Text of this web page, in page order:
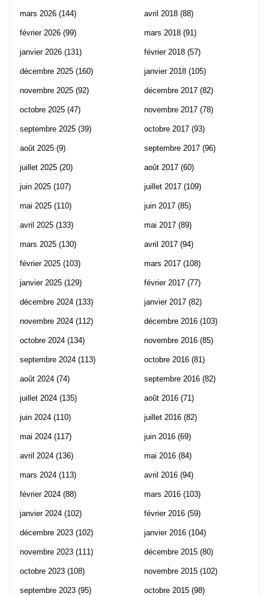
mars 2026 (144)
février 2026 (99)
janvier 2026 (131)
décembre 2025 (160)
novembre 2025 (92)
octobre 2025 (47)
septembre 2025 (39)
août 2025 (9)
juillet 2025 (20)
juin 2025 (107)
mai 2025 (110)
avril 2025 (133)
mars 2025 (130)
février 2025 (103)
janvier 2025 (129)
décembre 2024 (133)
novembre 2024 (112)
octobre 2024 (134)
septembre 2024 (113)
août 2024 (74)
juillet 2024 (135)
juin 2024 (110)
mai 2024 (117)
avril 2024 (136)
mars 2024 (113)
février 2024 (88)
janvier 2024 (102)
décembre 2023 (102)
novembre 2023 (111)
octobre 2023 (108)
septembre 2023 (95)
avril 2018 (88)
mars 2018 (91)
février 2018 (57)
janvier 2018 (105)
décembre 2017 (82)
novembre 2017 (78)
octobre 2017 (93)
septembre 2017 (96)
août 2017 (60)
juillet 2017 (109)
juin 2017 (85)
mai 2017 (89)
avril 2017 (94)
mars 2017 (108)
février 2017 (77)
janvier 2017 (82)
décembre 2016 (103)
novembre 2016 (85)
octobre 2016 (81)
septembre 2016 (82)
août 2016 (71)
juillet 2016 (82)
juin 2016 (69)
mai 2016 (84)
avril 2016 (94)
mars 2016 (103)
février 2016 (59)
janvier 2016 (104)
décembre 2015 (80)
novembre 2015 (102)
octobre 2015 (98)